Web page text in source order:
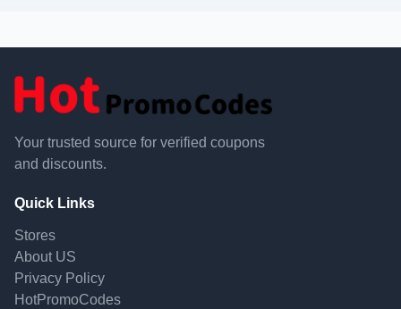
Your trusted source for verified coupons
and discounts.
Quick Links
Stores
About US
Privacy Policy
HotPromoCodes